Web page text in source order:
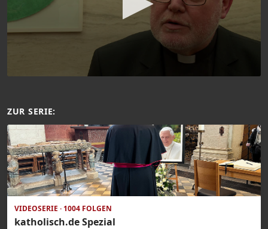
ZUR SERIE:
VIDEOSERIE · 1004 FOLGEN
katholisch.de Spezial